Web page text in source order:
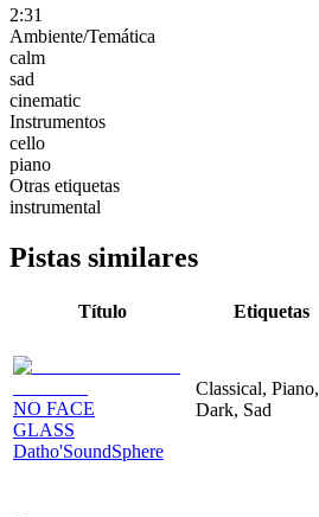
2:31
Ambiente/Temática
calm
sad
cinematic
Instrumentos
cello
piano
Otras etiquetas
instrumental
Pistas similares
Título Etiquetas
NO FACE
GLASS
Datho'SoundSphere
Classical, Piano,
Dark, Sad